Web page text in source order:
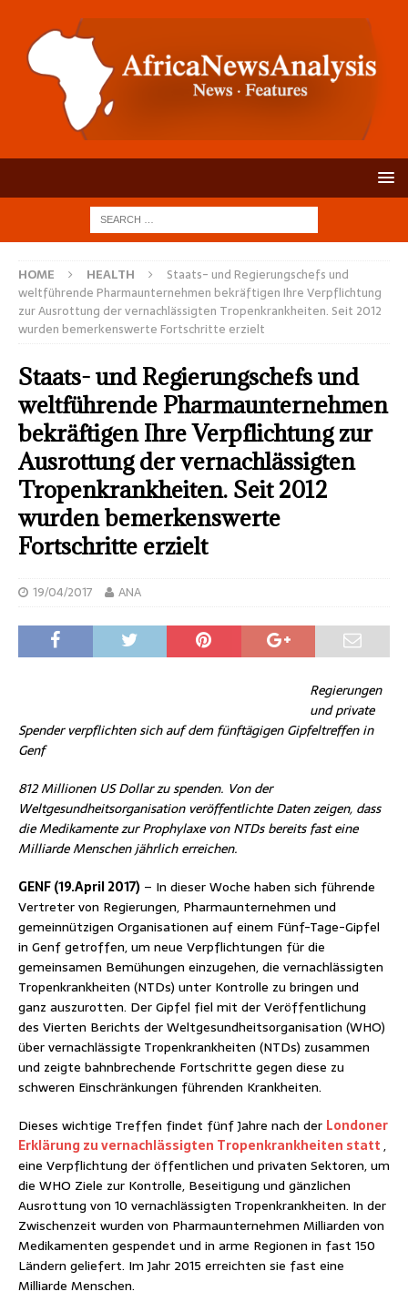
HOME HEALTH
Staats- und Regierungschefs und
weltführende Pharmaunternehmen bekräftigen Ihre Verpflichtung
zur Ausrottung der vernachlässigten Tropenkrankheiten. Seit 2012
wurden bemerkenswerte Fortschritte erzielt
Staats- und Regierungschefs und
weltführende Pharmaunternehmen
bekräftigen Ihre Verpflichtung zur
Ausrottung der vernachlässigten
Tropenkrankheiten. Seit 2012
wurden bemerkenswerte
Fortschritte erzielt
19/04/2017 ANA
Regierungen
und private
Spender verpflichten sich auf dem fünftägigen Gipfeltreffen in
Genf
812 Millionen US Dollar zu spenden. Von der
Weltgesundheitsorganisation veröffentlichte Daten zeigen, dass
die Medikamente zur Prophylaxe von NTDs bereits fast eine
Milliarde Menschen jährlich erreichen.
GENF (19.April 2017) – In dieser Woche haben sich führende
Vertreter von Regierungen, Pharmaunternehmen und
gemeinnützigen Organisationen auf einem Fünf-Tage-Gipfel
in Genf getroffen, um neue Verpflichtungen für die
gemeinsamen Bemühungen einzugehen, die vernachlässigten
Tropenkrankheiten (NTDs) unter Kontrolle zu bringen und
ganz auszurotten. Der Gipfel fiel mit der Veröffentlichung
des Vierten Berichts der Weltgesundheitsorganisation (WHO)
über vernachlässigte Tropenkrankheiten (NTDs) zusammen
und zeigte bahnbrechende Fortschritte gegen diese zu
schweren Einschränkungen führenden Krankheiten.
Dieses wichtige Treffen findet fünf Jahre nach der Londoner
Erklärung zu vernachlässigten Tropenkrankheiten statt,
eine Verpflichtung der öffentlichen und privaten Sektoren, um
die WHO Ziele zur Kontrolle, Beseitigung und gänzlichen
Ausrottung von 10 vernachlässigten Tropenkrankheiten. In der
Zwischenzeit wurden von Pharmaunternehmen Milliarden von
Medikamenten gespendet und in arme Regionen in fast 150
Ländern geliefert. Im Jahr 2015 erreichten sie fast eine
Milliarde Menschen.